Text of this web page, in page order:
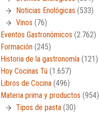
Noticias Enológicas (533)
Vinos (76)
Eventos Gastronómicos (2.762)
Formación (245)
Historia de la gastronomía (121)
Hoy Cocinas Tú (1.657)
Libros de Cocina (496)
Materia prima y productos (954)
Tipos de pasta (30)